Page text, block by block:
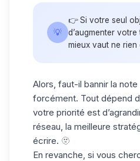
💡
👉 Si votre seul
d’augmenter votre
mieux vaut ne rien
Alors, faut-il bannir la note
forcément. Tout dépend
votre priorité est
réseau , la meilleure
écrire. 🫥
En revanche, si vous